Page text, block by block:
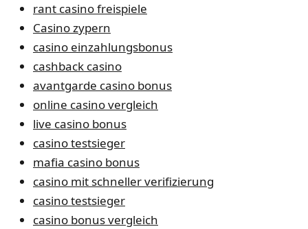
rant casino freispiele
Casino zypern
casino einzahlungsbonus
cashback casino
avantgarde casino bonus
online casino vergleich
live casino bonus
casino testsieger
mafia casino bonus
casino mit schneller verifizierung
casino testsieger
casino bonus vergleich